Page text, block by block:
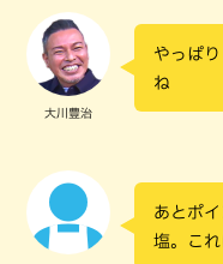
大川豊治
やっぱ
ね
あとポ
塩。こ